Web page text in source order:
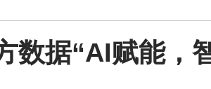
数据“AI赋能，